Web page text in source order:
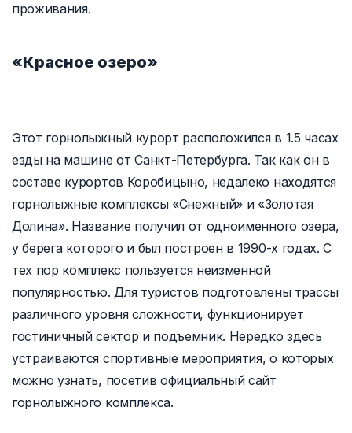
проживания.
«Красное озеро»
Этот горнолыжный курорт расположился в 1.5 часах
езды на машине от Санкт-Петербурга. Так как он в
составе курортов Коробицыно, недалеко находятся
горнолыжные комплексы «Снежный» и «Золотая
Долина». Название получил от одноименного озера,
у берега которого и был построен в 1990-х годах. С
тех пор комплекс пользуется неизменной
популярностью. Для туристов подготовлены трассы
различного уровня сложности, функционирует
гостиничный сектор и подъемник. Нередко здесь
устраиваются спортивные мероприятия, о которых
можно узнать, посетив официальный сайт
горнолыжного комплекса.